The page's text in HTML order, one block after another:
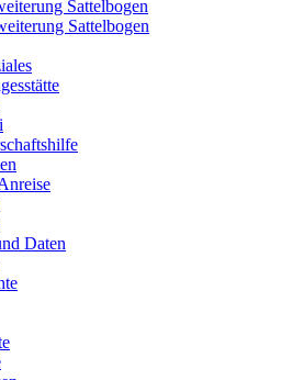
Sattelbogen
Sattelbogen
Daten